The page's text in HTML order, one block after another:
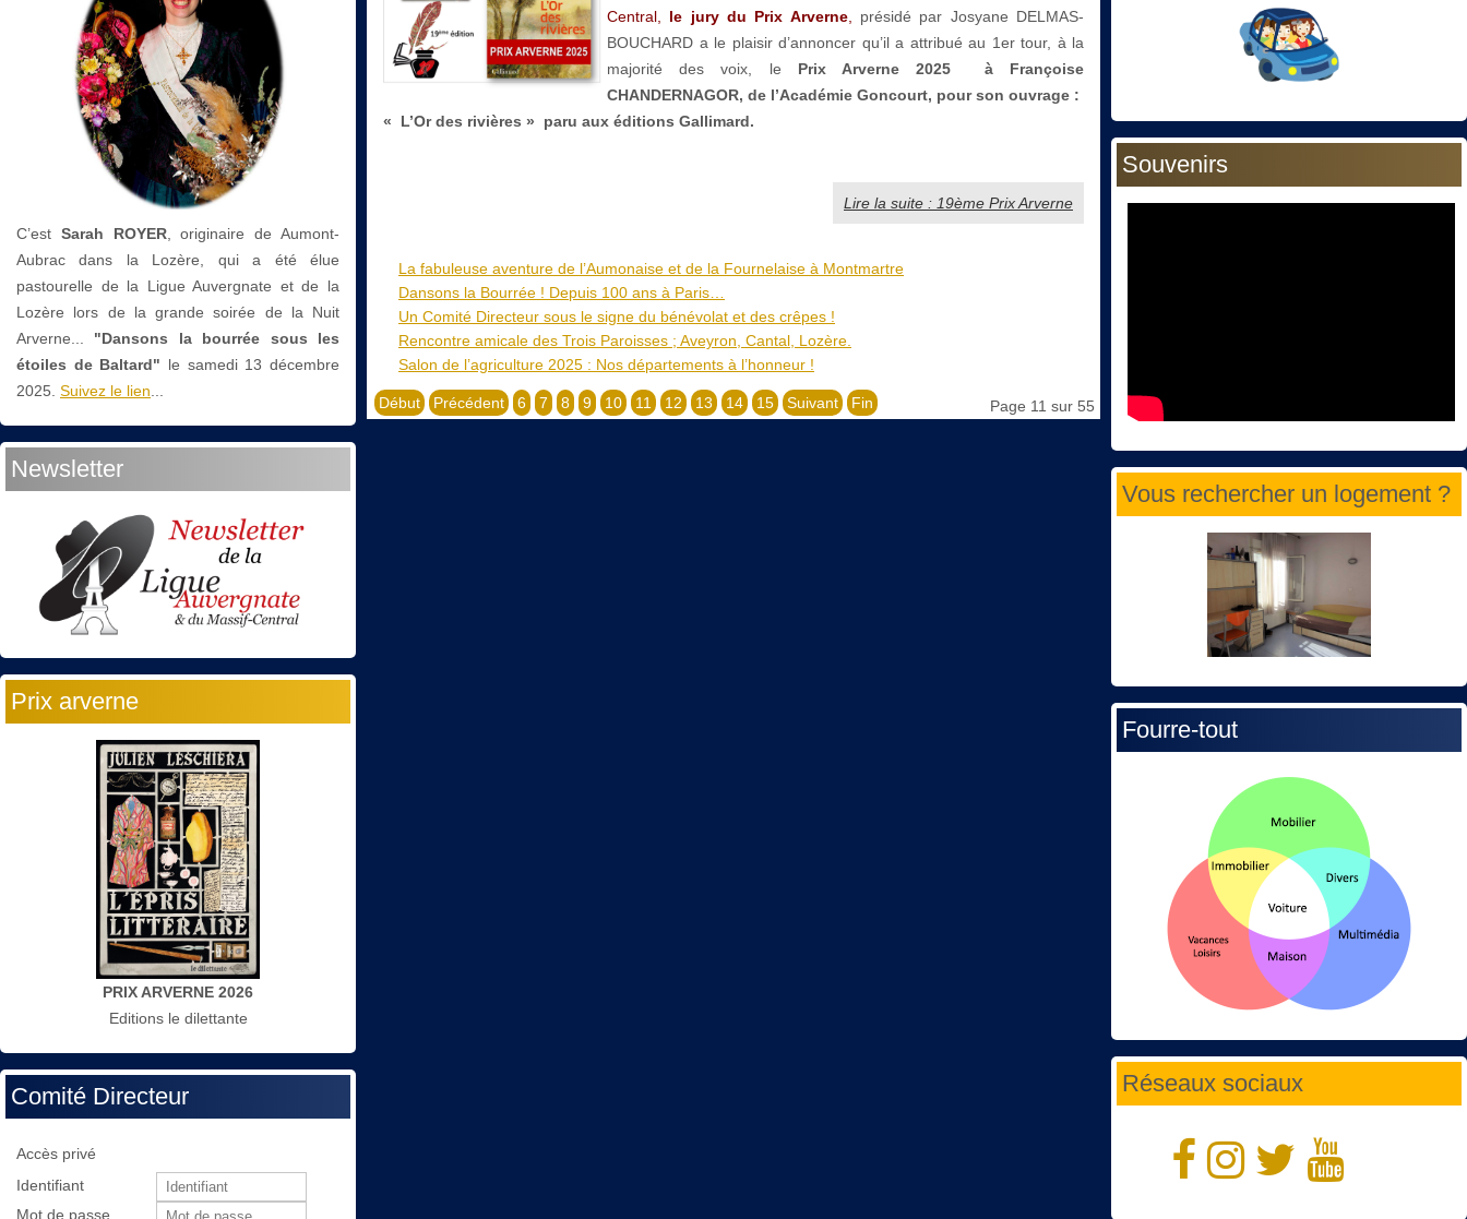
C’est Sarah ROYER, originaire de Aumont-
Aubrac dans la Lozère, qui a été élue
pastourelle de la Ligue Auvergnate et de la
Lozère lors de la grande soirée de la Nuit
Arverne...
"Dansons la bourrée sous les
étoiles de Baltard" le samedi 13 décembre
2025. Suivez le lien
Newsletter
Prix arverne
PRIX ARVERNE 2026
Editions le dilettante
Comité Directeur
Accès privé
Identifiant
Mot de passe
Central, le jury du Prix Arverne,
présidé par Josyane DELMAS-
BOUCHARD a le plaisir d’annoncer qu’il a attribué au 1er tour, à la
majorité des voix, le Prix Arverne 2025 à
Françoise
CHANDERNAGOR, de l’Académie Goncourt, pour son ouvrage :
« L’Or des rivières » paru aux éditions Gallimard.
Lire la suite : 19ème Prix Arverne
La fabuleuse aventure de l’Aumonaise et de la Fournelaise à Montmartre
Dansons la Bourrée ! Depuis 100 ans à Paris…
Un Comité Directeur sous le signe du bénévolat et des crêpes !
Rencontre amicale des Trois Paroisses ; Aveyron, Cantal, Lozère.
Salon de l’agriculture 2025 : Nos départements à l’honneur !
Page 11 sur 55
Début Précédent 6 7 8 9 10 11 12 13 14 15 Suivant Fin
Souvenirs
Vous rechercher un logement ?
Fourre-tout
Réseaux sociaux